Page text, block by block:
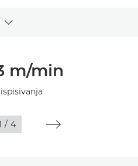
Toggle breadcrumbs
m/min
/ 4